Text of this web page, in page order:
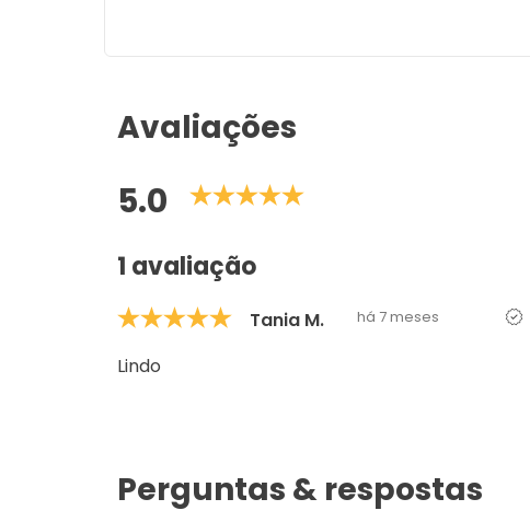
Avaliações
5.0
1 avaliação
Tania M. há 7 meses
Lindo
Perguntas & respostas